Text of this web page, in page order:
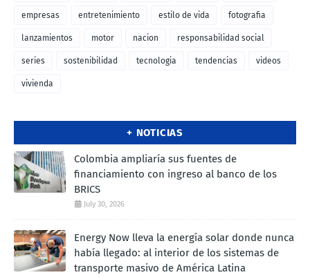
empresas entretenimiento estilo de vida fotografia
lanzamientos motor nacion responsabilidad social
series sostenibilidad tecnologia tendencias videos
vivienda
+ NOTICIAS
Colombia ampliaría sus fuentes de
financiamiento con ingreso al banco de los
BRICS
July 30, 2026
Energy Now lleva la energía solar donde nunca
había llegado: al interior de los sistemas de
transporte masivo de América Latina